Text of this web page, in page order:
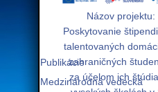
Publikácie
Medzinárodná vedecká
Názov projektu:
Poskytovanie
talentovaných
zahraničných
za účelom ich